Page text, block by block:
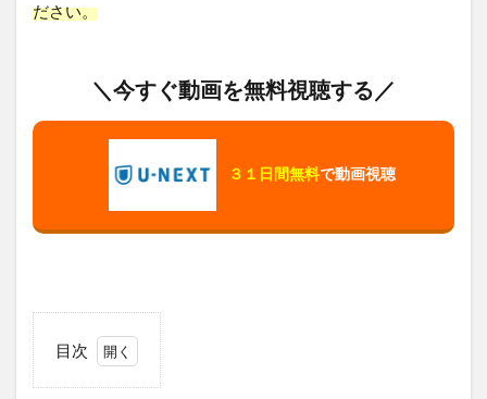
ださい。
＼今すぐ動画を無料視聴する／
３１日間無料で動画視聴
目次